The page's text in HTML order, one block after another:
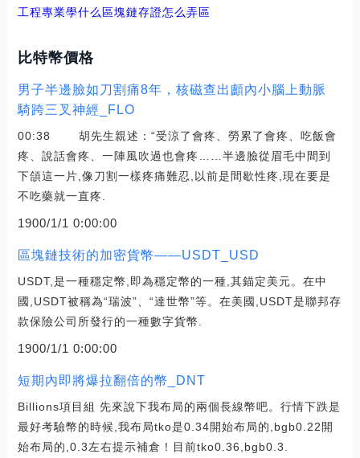
工程專業學什么區塊鏈存證怎么弄區
比特幣價格
男子半邊臉如刀割痛8年，核磁查出顱內小腦上動脈
騎跨三叉神經_FLO
00:38 胡先生親述：“受涼了會疼、勞累了會疼、吃飯會
疼、說話會疼、一陣風吹過也會疼……半邊臉從眉毛中間到
下頜這一片,像刀割一樣疼痛難忍,以前是間歇性疼,現在要是
不吃藥就一直疼.
1900/1/1 0:00:00
區塊鏈技術的加密貨幣——USDT_USD
USDT,是一種穩定幣,即為穩定幣的一種,其錨定美元。在中
國,USDT被稱為“瑞波”、“達世幣”等。在美國,USDT是聯邦存
款保險公司所發行的一種數字貨幣.
1900/1/1 0:00:00
短期內即將爆拉翻倍的幣_DNT
Billions項目組 先來說下我布局的兩個長線幣吧。行情下跌是
最好考驗幣的時候,我布局tko是0.34開始布局的,bgb0.22開
始布局的,0.3左右提示補倉！目前tko0.36,bgb0.3.